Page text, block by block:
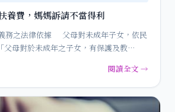
養費，媽媽訴請不當得利
務之法律依據 父母對未成年子女，依民
父母對於未成年之子女，有保護及教…
閱讀全文 →